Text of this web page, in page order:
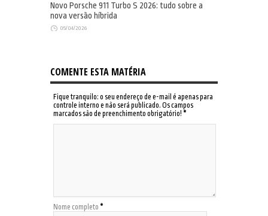
Novo Porsche 911 Turbo S 2026: tudo sobre a
nova versão híbrida
05/04/2026
COMENTE ESTA MATÉRIA
Fique tranquilo: o seu endereço de e-mail é apenas para
controle interno e não será publicado. Os campos
marcados são de preenchimento obrigatório! *
Nome completo *